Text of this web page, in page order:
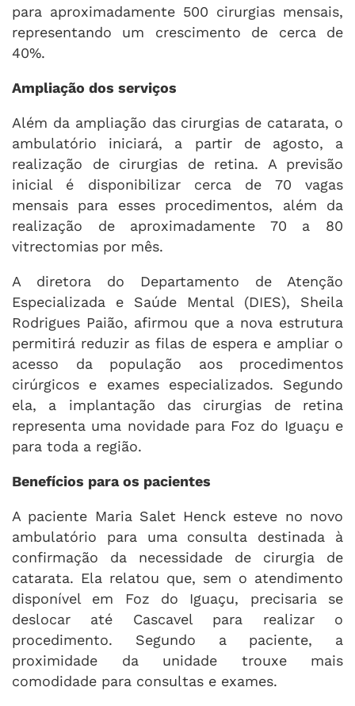
para aproximadamente 500 cirurgias mensais,
representando um crescimento de cerca de
40%.
Ampliação dos serviços
Além da ampliação das cirurgias de catarata, o
ambulatório iniciará, a partir de agosto, a
realização de cirurgias de retina. A previsão
inicial é disponibilizar cerca de 70 vagas
mensais para esses procedimentos, além da
realização de aproximadamente 70 a 80
vitrectomias por mês.
A diretora do Departamento de Atenção
Especializada e Saúde Mental (DIES), Sheila
Rodrigues Paião, afirmou que a nova estrutura
permitirá reduzir as filas de espera e ampliar o
acesso da população aos procedimentos
cirúrgicos e exames especializados. Segundo
ela, a implantação das cirurgias de retina
representa uma novidade para Foz do Iguaçu e
para toda a região.
Benefícios para os pacientes
A paciente Maria Salet Henck esteve no novo
ambulatório para uma consulta destinada à
confirmação da necessidade de cirurgia de
catarata. Ela relatou que, sem o atendimento
disponível em Foz do Iguaçu, precisaria se
deslocar até Cascavel para realizar o
procedimento. Segundo a paciente, a
proximidade da unidade trouxe mais
comodidade para consultas e exames.